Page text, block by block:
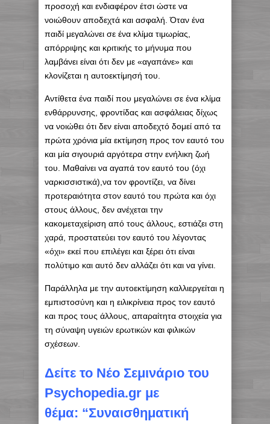
προσοχή και ενδιαφέρον έτσι ώστε να
νοιώθουν αποδεχτά και ασφαλή. Όταν ένα
παιδί μεγαλώνει σε ένα κλίμα τιμωρίας,
απόρριψης και κριτικής το μήνυμα που
λαμβάνει είναι ότι δεν με «αγαπάνε» και
κλονίζεται η αυτοεκτίμησή του.
Αντίθετα ένα παιδί που μεγαλώνει σε ένα κλίμα
ενθάρρυνσης, φροντίδας και ασφάλειας δίχως
να νοιώθει ότι δεν είναι αποδεχτό δομεί από τα
πρώτα χρόνια μία εκτίμηση προς τον εαυτό του
και μία σιγουριά αργότερα στην ενήλικη ζωή
του. Μαθαίνει να αγαπά τον εαυτό του (όχι
ναρκισσιστικά),να τον φροντίζει, να δίνει
προτεραιότητα στον εαυτό του πρώτα και όχι
στους άλλους, δεν ανέχεται την
κακομεταχείριση από τους άλλους, εστιάζει στη
χαρά, προστατεύει τον εαυτό του λέγοντας
«όχι» εκεί που επιλέγει και ξέρει ότι είναι
πολύτιμο και αυτό δεν αλλάζει ότι και να γίνει.
Παράλληλα με την αυτοεκτίμηση καλλιεργείται η
εμπιστοσύνη και η ειλικρίνεια προς τον εαυτό
και προς τους άλλους, απαραίτητα στοιχεία για
τη σύναψη υγειών ερωτικών και φιλικών
σχέσεων.
Δείτε το Νέο Σεμινάριο του
Psychopedia.gr με
θέμα: “Συναισθηματική